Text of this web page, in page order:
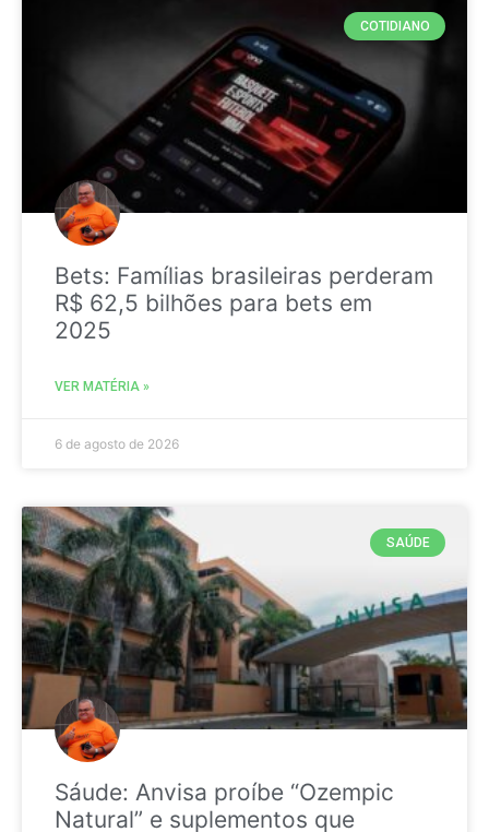
COTIDIANO
Bets: Famílias brasileiras perderam
R$ 62,5 bilhões para bets em
2025
VER MATÉRIA »
6 de agosto de 2026
SAÚDE
Sáude: Anvisa proíbe “Ozempic
Natural” e suplementos que